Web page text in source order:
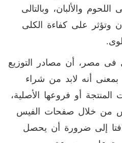
والألبان، وبالتالى
وتؤثر على كفاءة الكلى
فى مصر، أن مصادر التوزيع
بمعنى أنه لابد من شراء
المنتجة أو فروعها الأصلية،
من خلال صفحات الفيس
لافتا إلى ضرورة أن يحصل